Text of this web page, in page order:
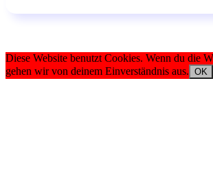
Diese Website benutzt Cookies. Wenn du die
gehen wir von deinem Einverständnis aus. OK